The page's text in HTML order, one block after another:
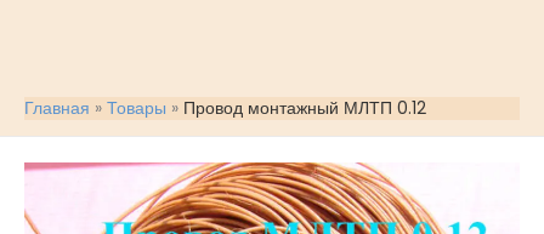
Главная Товары Провод монтажный МЛТП 0.12